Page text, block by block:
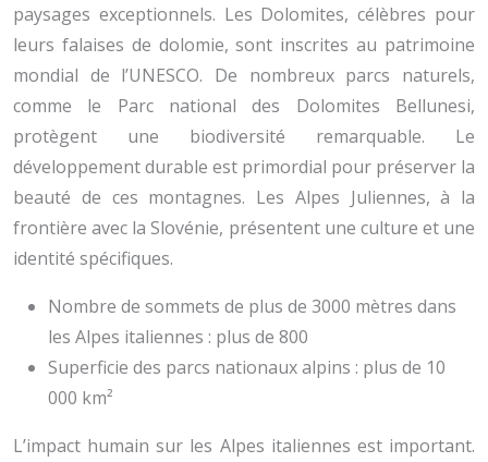
paysages exceptionnels. Les Dolomites, célèbres pour
leurs falaises de dolomie, sont inscrites au patrimoine
mondial de l’UNESCO. De nombreux parcs naturels,
comme le Parc national des Dolomites Bellunesi,
protègent une biodiversité remarquable. Le
développement durable est primordial pour préserver la
beauté de ces montagnes. Les Alpes Juliennes, à la
frontière avec la Slovénie, présentent une culture et une
identité spécifiques.
Nombre de sommets de plus de 3000 mètres dans
les Alpes italiennes : plus de 800
Superficie des parcs nationaux alpins : plus de 10
000 km²
L’impact humain sur les Alpes italiennes est important.